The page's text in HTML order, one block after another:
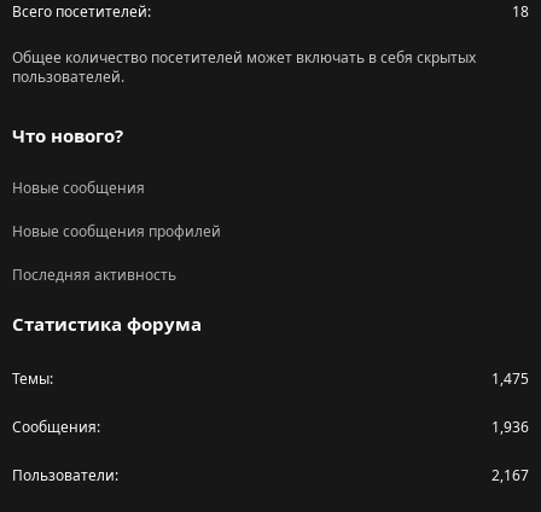
Всего посетителей 18
Общее количество посетителей может включать в себя скрытых
пользователей.
Что нового?
Новые сообщения
Новые сообщения профилей
Последняя активность
Статистика форума
Темы 1,475
Сообщения 1,936
Пользователи 2,167